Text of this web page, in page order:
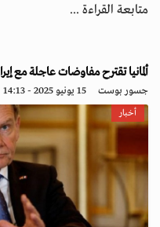
متابعة القراءة ...
ألمانيا تقترح مفاوضات عاجلة مع
جسور بوست 15 يونيو 2025 - 14:13
أخبار